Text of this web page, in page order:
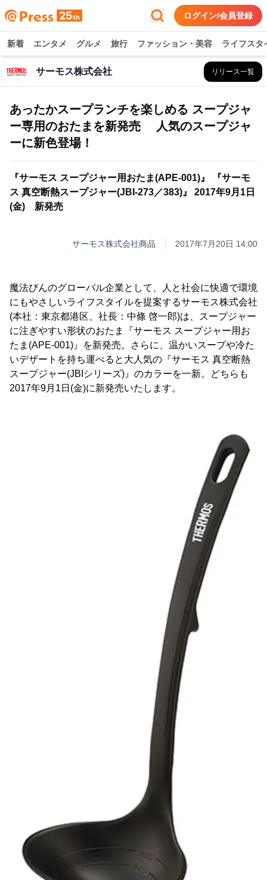
ログイン/会員登録
新着 エンタメ グルメ 旅行 ファッション・美容 ライフスタ
サーモス株式会社 リリース一覧
あったかスープランチを楽しめる スープジャ
ー専用のおたまを新発売 人気のスープジャ
ーに新色登場！
『サーモス スープジャー用おたま(APE-001)』 『サーモ
ス 真空断熱スープジャー(JBI-273／383)』 2017年9月1日
(金) 新発売
サーモス株式会社商品 2017年7月20日 14:00
魔法びんのグローバル企業として、人と社会に快適で環境
にもやさしいライフスタイルを提案するサーモス株式会社
(本社：東京都港区、社長：中條 啓一郎)は、スープジャー
に注ぎやすい形状のおたま『サーモス スープジャー用お
たま(APE-001)』を新発売。さらに、温かいスープや冷た
いデザートを持ち運べると大人気の『サーモス 真空断熱
スープジャー(JBIシリーズ)』のカラーを一新。どちらも
2017年9月1日(金)に新発売いたします。